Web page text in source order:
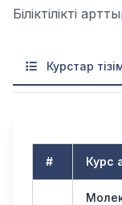
Біліктілікті
Курстар
# Курс